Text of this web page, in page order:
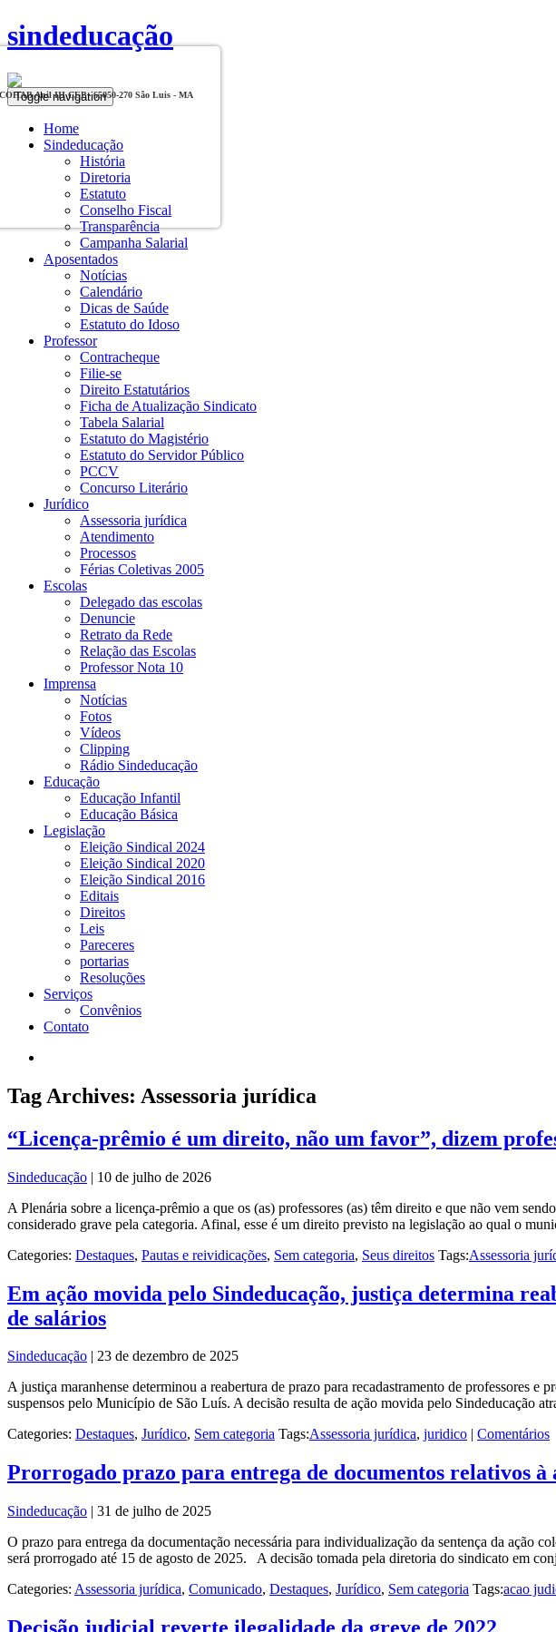
sindeducação
Toggle navigation
Home
Sindeducação
História
Diretoria
Estatuto
Conselho Fiscal
Transparência
Campanha Salarial
Aposentados
Notícias
Calendário
Dicas de Saúde
Estatuto do Idoso
Professor
Contracheque
Filie-se
Direito Estatutários
Ficha de Atualização Sindicato
Tabela Salarial
Estatuto do Magistério
Estatuto do Servidor Público
PCCV
Concurso Literário
Jurídico
Assessoria jurídica
Atendimento
Processos
Férias Coletivas 2005
Escolas
Delegado das escolas
Denuncie
Retrato da Rede
Relação das Escolas
Professor Nota 10
Imprensa
Notícias
Fotos
Vídeos
Clipping
Rádio Sindeducação
Educação
Educação Infantil
Educação Básica
Legislação
Eleição Sindical 2024
Eleição Sindical 2020
Eleição Sindical 2016
Editais
Direitos
Leis
Pareceres
portarias
Resoluções
Serviços
Convênios
Contato
Tag Archives: Assessoria jurídica
“Licença-prêmio é um direito, não um favor”, dizem
Sindeducação | 10 de julho de 2026
A Plenária sobre a licença-prêmio a que os (as) professores (as) têm direito e que não vem
considerado grave pela categoria. Afinal, esse é um direito previsto na legislação ao qual o
Categories: Destaques, Pautas e reividicações, Sem categoria, Seus direitos Tags:Assessoria
Em ação movida pelo Sindeducação, justiça determina
de salários
Sindeducação | 23 de dezembro de 2025
A justiça maranhense determinou a reabertura de prazo para recadastramento de professores
suspensos pelo Município de São Luís. A decisão resulta de ação movida pelo Sindeducação
Categories: Destaques, Jurídico, Sem categoria Tags:Assessoria jurídica, juridico | Comentários
Prorrogado prazo para entrega de documentos relativos
Sindeducação | 31 de julho de 2025
O prazo para entrega da documentação necessária para individualização da sentença da ação
será prorrogado até 15 de agosto de 2025. A decisão tomada pela diretoria do sindicato em
Categories: Assessoria jurídica, Comunicado, Destaques, Jurídico, Sem categoria Tags:acao
COHAB Anil III CEP - 65050-270 São Luis - MA